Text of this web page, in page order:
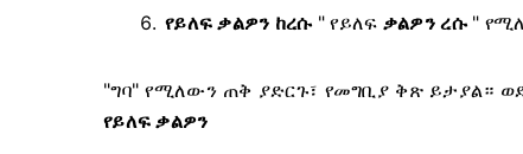
የይለፍ ቃልዎን ከረሱ"የይለፍ ቃልዎን ረሱ"
"ግባ" የሚለውን ጠቅ ያድርጉ፣ የመግቢያ ቅጽ ይታያል።
የይለፍ ቃልዎን